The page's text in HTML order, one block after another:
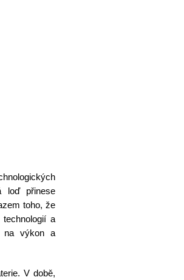
loď přinese
toho, že
a
na výkon a
V době,